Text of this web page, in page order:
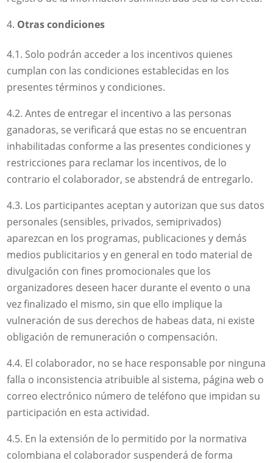
Otras condiciones
4.1. Solo podrán acceder a los incentivos quienes
cumplan con las condiciones establecidas en los
presentes términos y condiciones.
4.2. Antes de entregar el incentivo a las personas
ganadoras, se verificará que estas no se encuentran
inhabilitadas conforme a las presentes condiciones y
restricciones para reclamar los incentivos, de lo
contrario el colaborador, se abstendrá de entregarlo.
4.3. Los participantes aceptan y autorizan que sus datos
personales (sensibles, privados, semiprivados)
aparezcan en los programas, publicaciones y demás
medios publicitarios y en general en todo material de
divulgación con fines promocionales que los
organizadores deseen hacer durante el evento o una
vez finalizado el mismo, sin que ello implique la
vulneración de sus derechos de habeas data, ni existe
obligación de remuneración o compensación.
4.4. El colaborador, no se hace responsable por ninguna
falla o inconsistencia atribuible al sistema, página web o
correo electrónico número de teléfono que impidan su
participación en esta actividad.
4.5. En la extensión de lo permitido por la normativa
colombiana el colaborador suspenderá de forma